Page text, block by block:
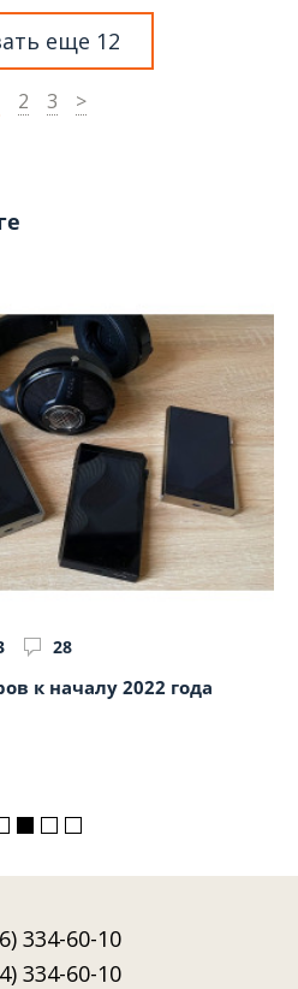
еще 12
2 3 >
28
к началу 2022 года
334-60-10
334-60-10